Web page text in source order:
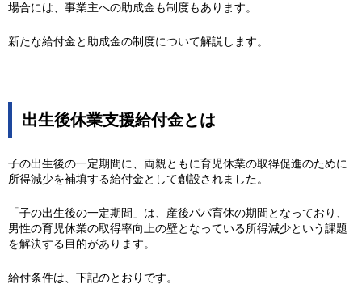
場合には、事業主への助成金も制度もあります。
新たな給付金と助成金の制度について解説します。
出生後休業支援給付金とは
子の出生後の一定期間に、両親ともに育児休業の取得促進のために
所得減少を補填する給付金として創設されました。
「子の出生後の一定期間」は、産後パパ育休の期間となっており、
男性の育児休業の取得率向上の壁となっている所得減少という課題
を解決する目的があります。
給付条件は、下記のとおりです。